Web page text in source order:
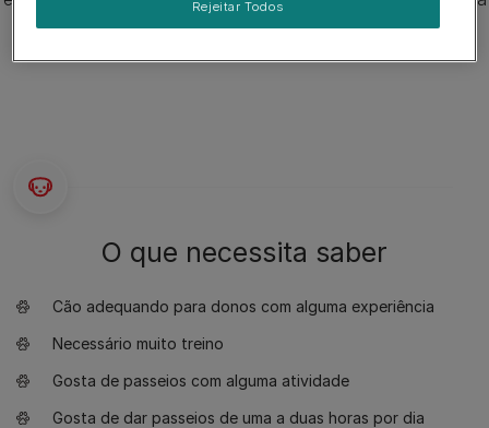
e bigode. A altura dos machos adultos GBGV oscila entre
O que necessita saber
Cão adequando para donos com alguma experiência
Necessário muito treino
Gosta de passeios com alguma atividade
Gosta de dar passeios de uma a duas horas por dia
Rejeitar Todos